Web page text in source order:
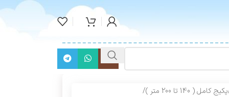
پکیج کامل ( 140 تا 200 متر )
/